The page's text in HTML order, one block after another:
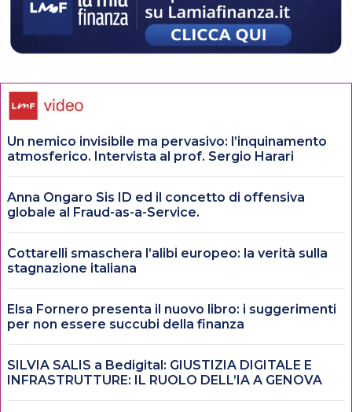
Un nemico invisibile ma pervasivo: l’inquinamento
atmosferico. Intervista al prof. Sergio Harari
Anna Ongaro Sis ID ed il concetto di offensiva
globale al Fraud-as-a-Service.
Cottarelli smaschera l’alibi europeo: la verità sulla
stagnazione italiana
Elsa Fornero presenta il nuovo libro: i suggerimenti
per non essere succubi della finanza
SILVIA SALIS a Bedigital: GIUSTIZIA DIGITALE E
INFRASTRUTTURE: IL RUOLO DELL’IA A GENOVA